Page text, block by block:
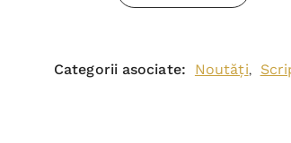
Categorii asociate: Noutăți,